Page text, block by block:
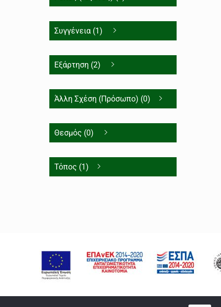
Συγγένεια (1)
Εξάρτηση (2)
Άλλη Σχέση (Πρόσωπο) (0)
Θεσμός (0)
Τόπος (1)